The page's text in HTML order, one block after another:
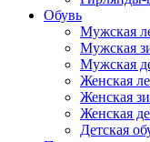
Обувь
Мужская
Мужская
Мужская
Женская
Женская
Женская
Детская